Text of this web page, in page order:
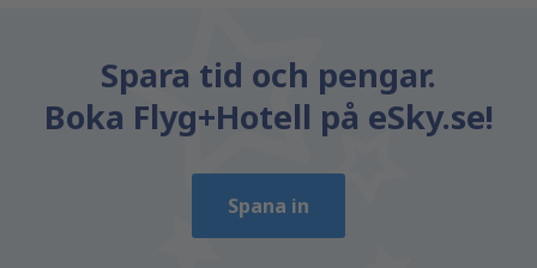
Spara tid och pengar.
Boka Flyg+Hotell på eSky.se!
Spana in